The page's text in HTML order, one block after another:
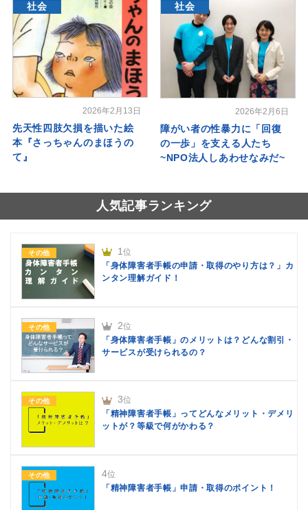
社会
2026年2月13日
先天性四肢欠損を描いた絵
本『さっちゃんのまほうの
て』
社会
2026年2月6日
障がい者の性暴力に「回復
の一歩」を支える人たち
~NPO法人しあわせなみだ~
人気記事ランキング
その他 1 位
「身体障害者手帳の申請・取得のやり方は？」カ
ンタン理解ガイド！
その他 2位
「身体障害者手帳」のメリットは？どんな割引・
サービスが受けられるの？
その他 3位
「精神障害者手帳」ってどんなメリット・デメリ
ットが？等級で何がかわる？
その他 4位
「精神障害者手帳」申請・取得のポイント！